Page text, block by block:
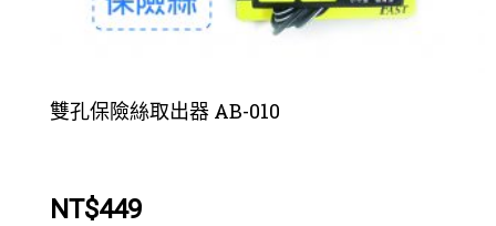
雙孔保險絲取出器 AB-010
NT$449